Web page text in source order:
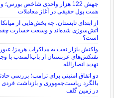
جهش 122 هزار واحدی شاخص بورس؛
همت پول حقیقی در آغاز معاملات
از ابتدای تابستان، چه بخش‌هایی از
آتش‌سوزی شده‌اند و وسعت خسارت
است؟
واکنش بازار نفت به مذاکرات هرمز/ عبور
نفتکش‌های عربستان از باب‌المندب با
تهدید انصارالله
دو اتفاق امنیتی برای ترامپ؛ بررسی
بالگرد ریاست‌جمهوری و بازداشت
در زمین گلف